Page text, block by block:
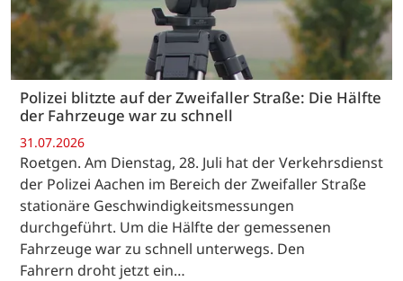
Polizei blitzte auf der Zweifaller Straße: Die Hälfte
der Fahrzeuge war zu schnell
31.07.2026
Roetgen. Am Dienstag, 28. Juli hat der Verkehrsdienst
der Polizei Aachen im Bereich der Zweifaller Straße
stationäre Geschwindigkeitsmessungen
durchgeführt. Um die Hälfte der gemessenen
Fahrzeuge war zu schnell unterwegs. Den
Fahrern droht jetzt ein…